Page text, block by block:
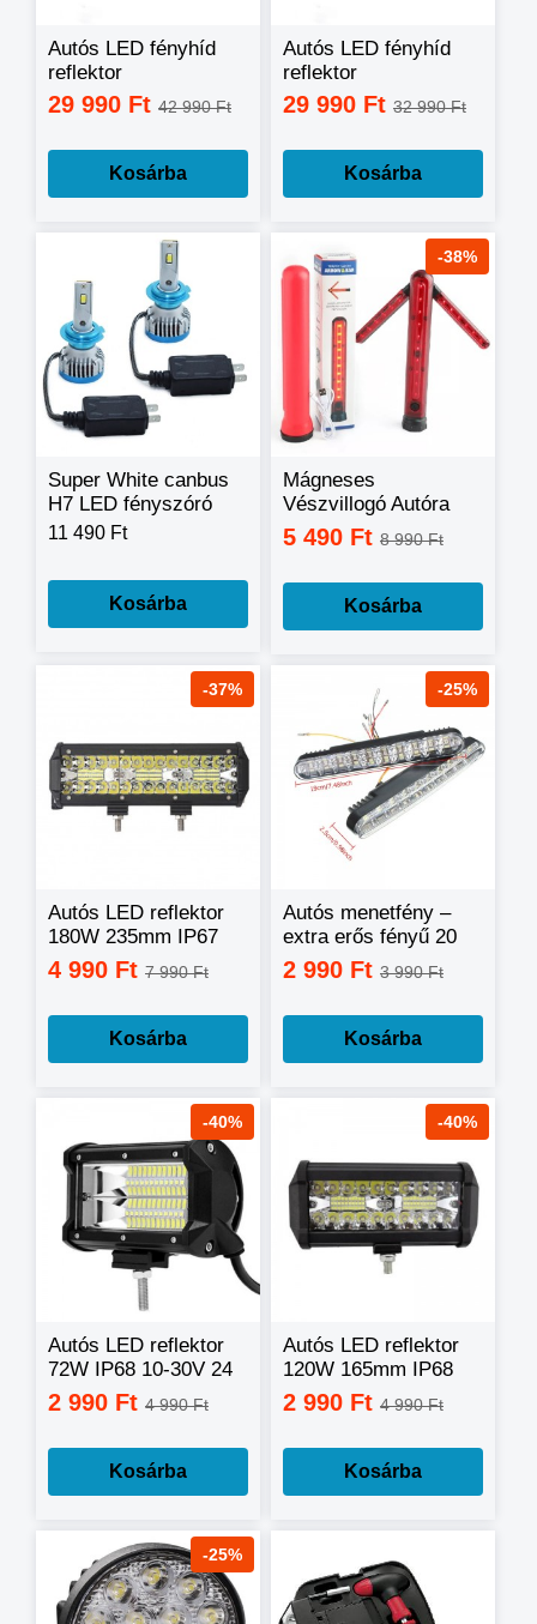
Autós LED fényhíd
reflektor
munkalámpa ívelt
130cm 325db LED
29 990 Ft 42 990 Ft
Kosárba
Autós LED fényhíd
reflektor
munkalámpa ívelt
80cm 195db LED
29 990 Ft 32 990 Ft
Kosárba
Super White canbus
H7 LED fényszóró
szett - 1 pár, 200W
11 490 Ft
Kosárba
-38%
Mágneses
Vészvillogó Autóra
5 490 Ft 8 990 Ft
Kosárba
-37%
Autós LED reflektor
180W 235mm IP67
10-30V
4 990 Ft 7 990 Ft
Kosárba
-25%
Autós menetfény –
extra erős fényű 20
SMD LED
2 990 Ft 3 990 Ft
Kosárba
-40%
Autós LED reflektor
72W IP68 10-30V 24
LED
2 990 Ft 4 990 Ft
Kosárba
-40%
Autós LED reflektor
120W 165mm IP68
10-30V
2 990 Ft 4 990 Ft
Kosárba
-25%